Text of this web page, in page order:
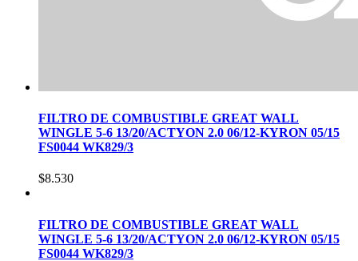
FILTRO DE COMBUSTIBLE GREAT WALL
WINGLE 5-6 13/20/ACTYON 2.0 06/12-KYRON 05/15
FS0044 WK829/3
$8.530
FILTRO DE COMBUSTIBLE GREAT WALL
WINGLE 5-6 13/20/ACTYON 2.0 06/12-KYRON 05/15
FS0044 WK829/3